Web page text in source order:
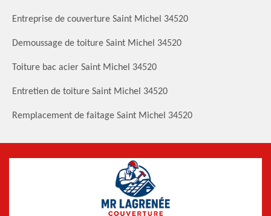
Entreprise de couverture Saint Michel 34520
Demoussage de toiture Saint Michel 34520
Toiture bac acier Saint Michel 34520
Entretien de toiture Saint Michel 34520
Remplacement de faitage Saint Michel 34520